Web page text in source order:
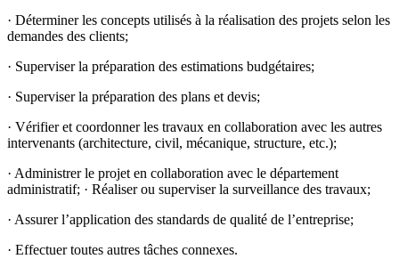
· Déterminer les concepts utilisés à la réalisation des projets selon les
demandes des clients;
· Superviser la préparation des estimations budgétaires;
· Superviser la préparation des plans et devis;
· Vérifier et coordonner les travaux en collaboration avec les autres
intervenants (architecture, civil, mécanique, structure, etc.);
· Administrer le projet en collaboration avec le département
administratif; · Réaliser ou superviser la surveillance des travaux;
· Assurer l’application des standards de qualité de l’entreprise;
· Effectuer toutes autres tâches connexes.